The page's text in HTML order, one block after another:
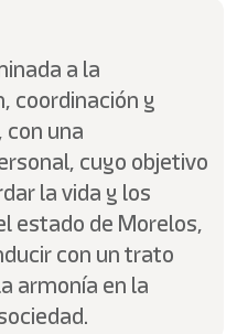
a la
coordinación y
una
cuyo objetivo
la vida y los
estado de Morelos,
con un trato
armonía en la